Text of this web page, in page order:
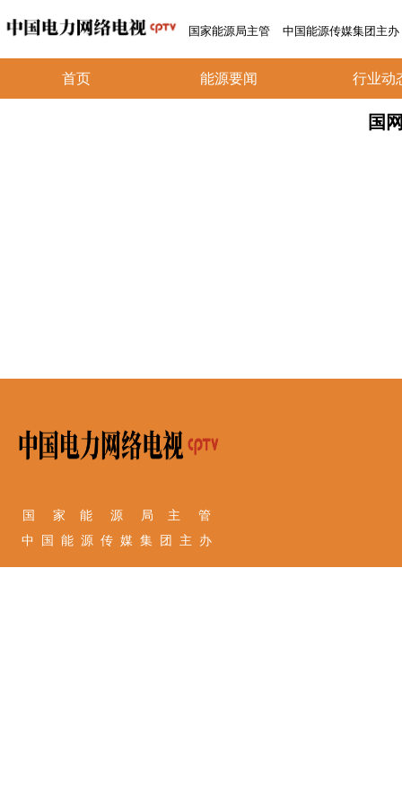
国家能源局主管 中国能源传媒集团主办
首页 能源要闻 行业动
国
国 家 能 源 局 主 管
中 国 能 源 传 媒 集 团 主 办